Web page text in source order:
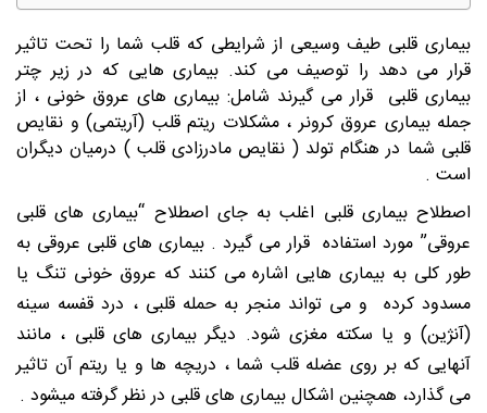
بیماری قلبی طیف وسیعی از شرایطی که قلب شما را تحت تاثیر
قرار می دهد را توصیف می کند. بیماری هایی که در زیر چتر
بیماری قلبی قرار می گیرند شامل: بیماری های عروق خونی ، از
جمله بیماری عروق کرونر ، مشکلات ریتم قلب (آریتمی) و نقایص
قلبی شما در هنگام تولد ( نقایص مادرزادی قلب ) درمیان دیگران
است .
اصطلاح بیماری قلبی اغلب به جای اصطلاح “بیماری های قلبی
عروقی” مورد استفاده قرار می گیرد . بیماری های قلبی عروقی به
طور کلی به بیماری هایی اشاره می کنند که عروق خونی تنگ یا
مسدود کرده و می تواند منجر به حمله قلبی ، درد قفسه سینه
(آنژین) و یا سکته مغزی شود. دیگر بیماری های قلبی ، مانند
آنهایی که بر روی عضله قلب شما ، دریچه ها و یا ریتم آن تاثیر
می گذارد، همچنین اشکال بیماری های قلبی در نظر گرفته میشود .